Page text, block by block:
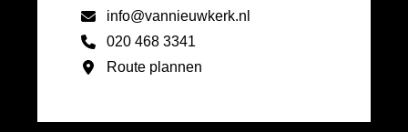
info@vannieuwkerk.nl
020 468 3341
Route plannen